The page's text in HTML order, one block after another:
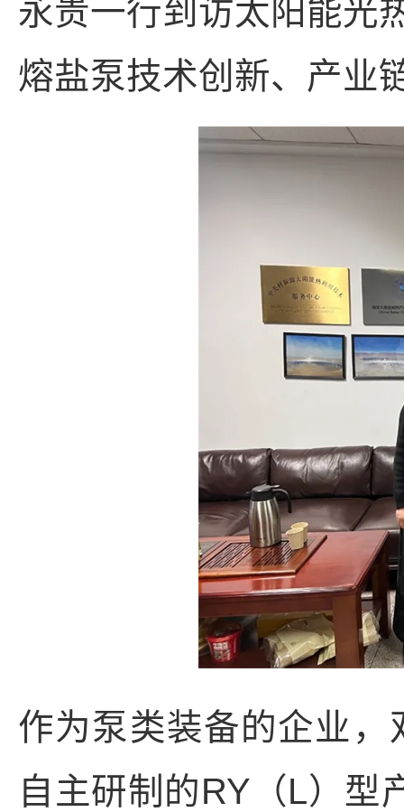
永贵一行到访太阳能光
熔盐泵技术创新、产业
作为泵类装备的企业
自主研制的RY（L）